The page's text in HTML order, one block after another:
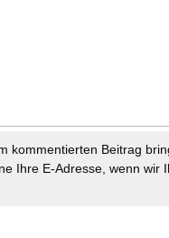
kommentierten Beitrag
Ihre E-Adresse, wenn wir